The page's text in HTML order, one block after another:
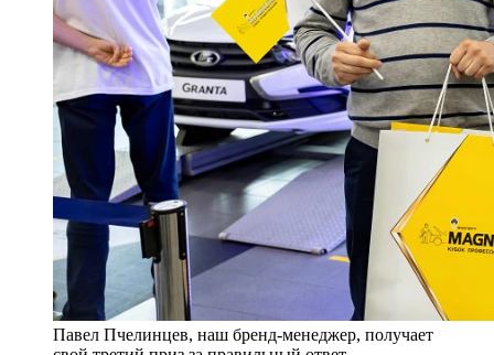
Павел Пчелинцев, наш бренд-менеджер, получает